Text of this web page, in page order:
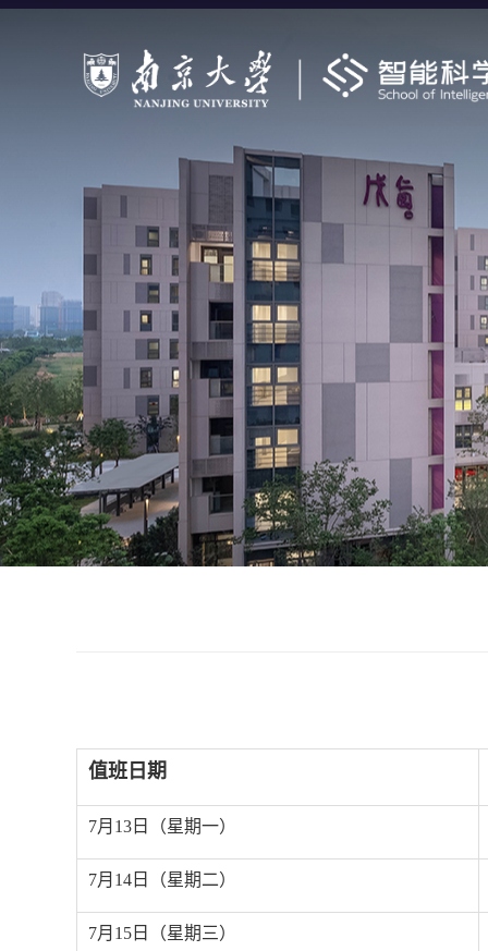
值班日期
7月 13 日（星期一）
7月 14 日（星期二）
7月 15 日（星期三）